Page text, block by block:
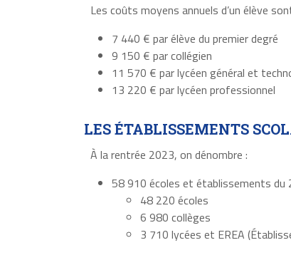
Les coûts moyens annuels d’un élève
7 440 € par élève du premier degré
9 150 € par collégien
11 570 € par lycéen général et
13 220 € par lycéen professionnel
LES ÉTABLISSEMENTS
À la rentrée 2023, on dénombre :
58 910 écoles et établissements du
48 220 écoles
6 980 collèges
3 710 lycées et EREA